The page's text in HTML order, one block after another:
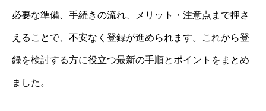
必要な準備、手続きの流れ、メリット・注意点まで押さ
えることで、不安なく登録が進められます。これから登
録を検討する方に役立つ最新の手順とポイントをまとめ
ました。